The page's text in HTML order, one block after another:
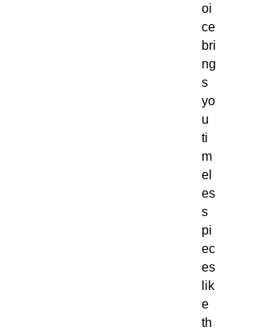
oi
ce
bri
ng
s
yo
u
ti
m
el
es
s
pi
ec
es
lik
e
th